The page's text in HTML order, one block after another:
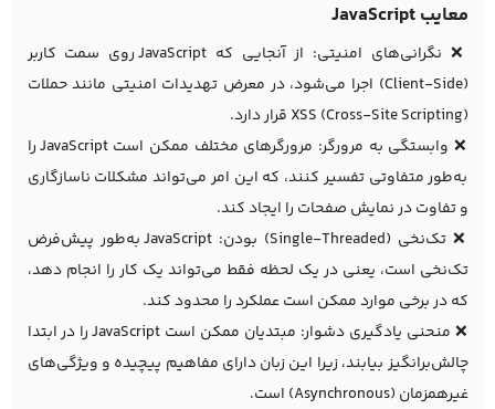
معایب JavaScript
❌ نگرانی‌های امنیتی: از آنجایی که JavaScript روی سمت کاربر
(Client-Side) اجرا می‌شود، در معرض تهدیدات امنیتی مانند حملات
XSS (Cross-Site Scripting) قرار دارد.
❌ وابستگی به مرورگر: مرورگرهای مختلف ممکن است JavaScript را
به‌طور متفاوتی تفسیر کنند، که این امر می‌تواند مشکلات ناسازگاری
و تفاوت در نمایش صفحات را ایجاد کند.
❌ تک‌نخی (Single-Threaded) بودن: JavaScript به‌طور پیش‌فرض
تک‌نخی است، یعنی در یک لحظه فقط می‌تواند یک کار را انجام دهد،
که در برخی موارد ممکن است عملکرد را محدود کند.
❌ منحنی یادگیری دشوار: مبتدیان ممکن است JavaScript را در ابتدا
چالش‌برانگیز بیابند، زیرا این زبان دارای مفاهیم پیچیده و ویژگی‌های
غیرهمزمان (Asynchronous) است.